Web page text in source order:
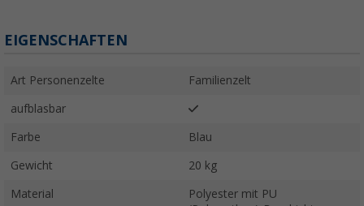
EIGENSCHAFTEN
Art Personenzelte Familienzelt
aufblasbar
Farbe Blau
Gewicht 20 kg
Material
Polyester mit PU